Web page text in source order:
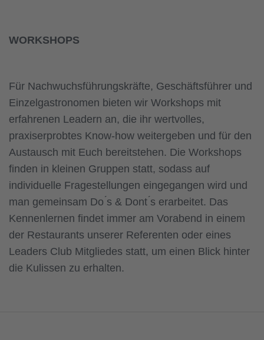
WORKSHOPS
Für Nachwuchsführungskräfte, Geschäftsführer und
Einzelgastronomen bieten wir Workshops mit
erfahrenen Leadern an, die ihr wertvolles,
praxiserprobtes Know-how weitergeben und für den
Austausch mit Euch bereitstehen. Die Workshops
finden in kleinen Gruppen statt, sodass auf
individuelle Fragestellungen eingegangen wird und
man gemeinsam Do ́s & Dont ́s erarbeitet. Das
Kennenlernen findet immer am Vorabend in einem
der Restaurants unserer Referenten oder eines
Leaders Club Mitgliedes statt, um einen Blick hinter
die Kulissen zu erhalten.